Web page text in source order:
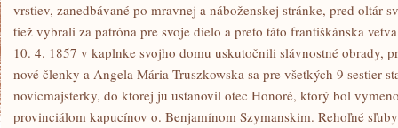
vrstiev, zanedbávané po mravnej a náboženskej stránke, pred oltár
tiež vybrali za patróna pre svoje dielo a preto táto františkánska
10. 4. 1857 v kaplnke svojho domu uskutočnili slávnostné obrady,
nové členky a Angela Mária Truszkowska sa pre všetkých 9 sestier
novicmajsterky, do ktorej ju ustanovil otec Honoré, ktorý bol
provinciálom kapucínov o. Benjamínom Szymanskim. Rehoľné